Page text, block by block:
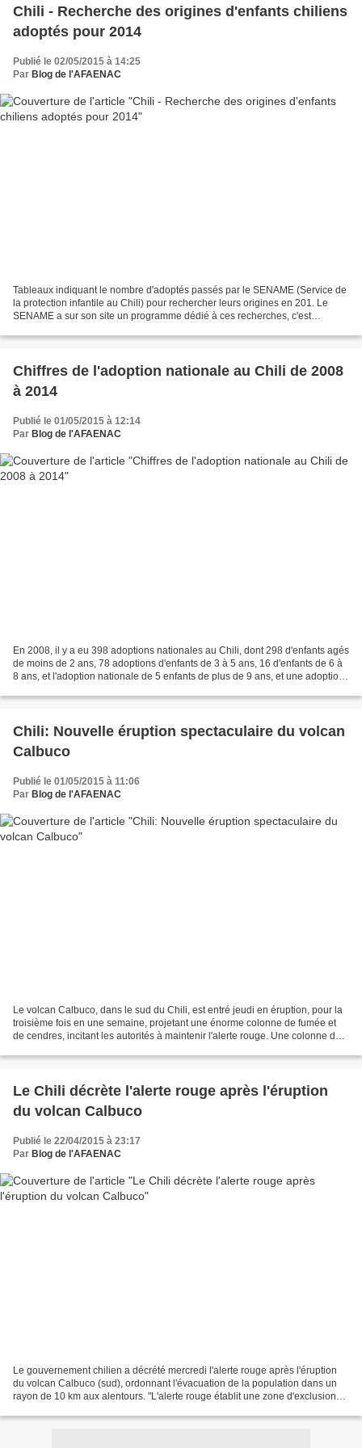
Chili - Recherche des origines d'enfants chiliens
adoptés pour 2014
Publié le 02/05/2015 à 14:25
Par Blog de l'AFAENAC
Tableaux indiquant le nombre d'adoptés passés par le SENAME (Service de
la protection infantile au Chili) pour rechercher leurs origines en 201. Le
SENAME a sur son site un programme dédié à ces recherches, c'est
Chiffres de l'adoption nationale au Chili de 2008
à 2014
Publié le 01/05/2015 à 12:14
Par Blog de l'AFAENAC
En 2008, il y a eu 398 adoptions nationales au Chili, dont 298 d'enfants agés
de moins de 2 ans, 78 adoptions d'enfants de 3 à 5 ans, 16 d'enfants de 6 à
8 ans, et l'adoption nationale de 5 enfants de plus de 9 ans, et une adoption
Chili: Nouvelle éruption spectaculaire du volcan
Calbuco
Publié le 01/05/2015 à 11:06
Par Blog de l'AFAENAC
Le volcan Calbuco, dans le sud du Chili, est entré jeudi en éruption, pour la
troisième fois en une semaine, projetant une énorme colonne de fumée et
de cendres, incitant les autorités à maintenir l'alerte rouge. Une colonne de
Le Chili décrète l'alerte rouge après l'éruption
du volcan Calbuco
Publié le 22/04/2015 à 23:17
Par Blog de l'AFAENAC
Le gouvernement chilien a décrété mercredi l'alerte rouge après l'éruption
du volcan Calbuco (sud), ordonnant l'évacuation de la population dans un
rayon de 10 km aux alentours. "L'alerte rouge établit une zone d'exclusion